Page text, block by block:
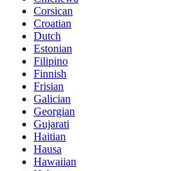
Corsican
Croatian
Dutch
Estonian
Filipino
Finnish
Frisian
Galician
Georgian
Gujarati
Haitian
Hausa
Hawaiian